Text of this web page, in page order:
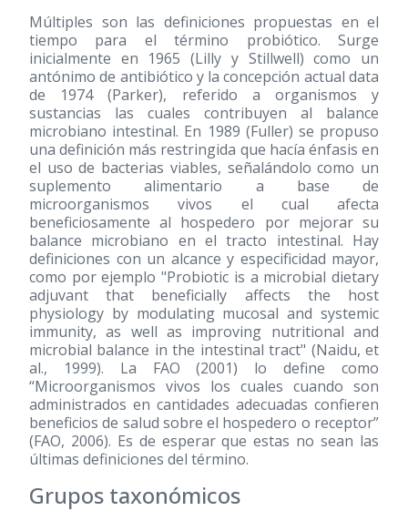
Múltiples son las definiciones propuestas en el
tiempo para el término probiótico. Surge
inicialmente en 1965 (Lilly y Stillwell) como un
antónimo de antibiótico y la concepción actual data
de 1974 (Parker), referido a organismos y
sustancias las cuales contribuyen al balance
microbiano intestinal. En 1989 (Fuller) se propuso
una definición más restringida que hacía énfasis en
el uso de bacterias viables, señalándolo como un
suplemento alimentario a base de
microorganismos vivos el cual afecta
beneficiosamente al hospedero por mejorar su
balance microbiano en el tracto intestinal. Hay
definiciones con un alcance y especificidad mayor,
como por ejemplo "Probiotic is a microbial dietary
adjuvant that beneficially affects the host
physiology by modulating mucosal and systemic
immunity, as well as improving nutritional and
microbial balance in the intestinal tract" (Naidu, et
al., 1999). La FAO(2001) lo define como
“Microorganismos vivos los cuales cuando son
administrados en cantidades adecuadas confieren
beneficios de salud sobre el hospedero o receptor”
(FAO, 2006). Es de esperar que estas no sean las
últimas definiciones del término.
Grupos taxonómicos